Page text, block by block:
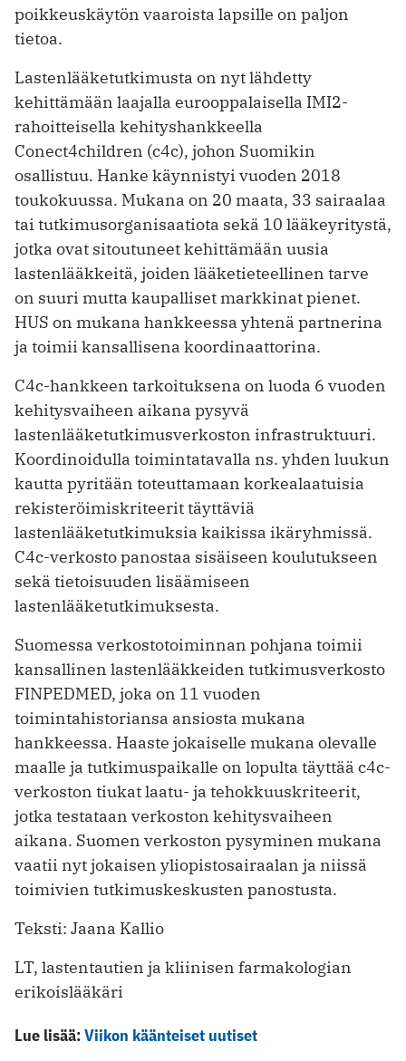
poikkeuskäytön vaaroista lapsille on paljon
tietoa.
Lastenlääketutkimusta on nyt lähdetty
kehittämään laajalla eurooppalaisella IMI2-
rahoitteisella kehityshankkeella
Conect4children (c4c), johon Suomikin
osallistuu. Hanke käynnistyi vuoden 2018
toukokuussa. Mukana on 20 maata, 33 sairaalaa
tai tutkimusorganisaatiota sekä 10 lääkeyritystä,
jotka ovat sitoutuneet kehittämään uusia
lastenlääkkeitä, joiden lääke­tieteellinen tarve
on suuri mutta kaupalliset markkinat pienet.
HUS on mukana hankkeessa yhtenä partnerina
ja toimii kansallisena koordinaattorina.
C4c-hankkeen tarkoituksena on luoda 6 vuoden
kehitysvaiheen aikana pysyvä
lastenlääketutkimusverkoston infrastruktuuri.
Koordinoidulla toimintatavalla ns. yhden luukun
kautta pyritään toteuttamaan korkealaatuisia
rekisteröimiskriteerit täyttäviä
lastenlääketutkimuksia kaikissa ikäryhmissä.
C4c-verkosto panostaa sisäiseen koulutukseen
sekä tietoisuuden lisäämiseen
lastenlääketutkimuksesta.
Suomessa verkostotoiminnan pohjana toimii
kansallinen lastenlääkkeiden tutkimusverkosto
FINPEDMED, joka on 11 vuoden
toimintahistoriansa ansiosta mukana
hankkeessa. Haaste jokaiselle mukana olevalle
maalle ja tutkimuspaikalle on lopulta täyttää c4c-
verkoston tiukat laatu- ja tehokkuuskriteerit,
jotka testataan verkoston kehitysvaiheen
aikana. Suomen verkoston pysyminen mukana
vaatii nyt jokaisen yliopistosairaalan ja niissä
toimivien tutkimus­keskusten panostusta.
Teksti: Jaana Kallio
LT, lastentautien ja kliinisen farmakologian
erikoislääkäri
Lue lisää:Viikon käänteiset uutiset